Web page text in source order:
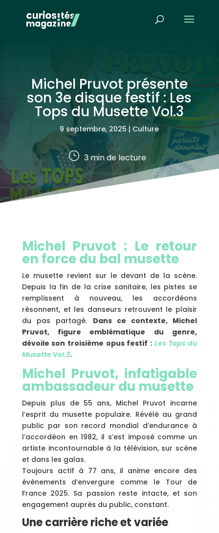
Michel Pruvot présente
son 3e disque festif : Les
Tops du Musette Vol.3
9 septembre, 2025 | Culture
} 3min de lecture
Michel Pruvot : Le retour
en force du bal musette
Le musette revient sur le devant de la scène.
Depuis la fin de la crise sanitaire, les pistes se
remplissent à nouveau, les accordéons
résonnent, et les danseurs retrouvent le plaisir
du pas partagé. Dans ce contexte, Michel
Pruvot, figure emblématique du genre,
dévoile son troisième opus festif : Les Tops du
Musette Vol.3.
Michel Pruvot, infatigable
ambassadeur du musette
Depuis plus de 55 ans, Michel Pruvot incarne
l’esprit du musette populaire. Révélé au grand
public par son record mondial d’endurance à
l’accordéon en 1982, il s’est imposé comme un
artiste incontournable à la télévision, sur scène
et dans les galas.
Toujours actif à 77 ans, il anime encore des
événements d’envergure comme le Tour de
France 2025. Sa passion reste intacte, et son
engagement auprès du public, constant.
Une carrière riche et variée